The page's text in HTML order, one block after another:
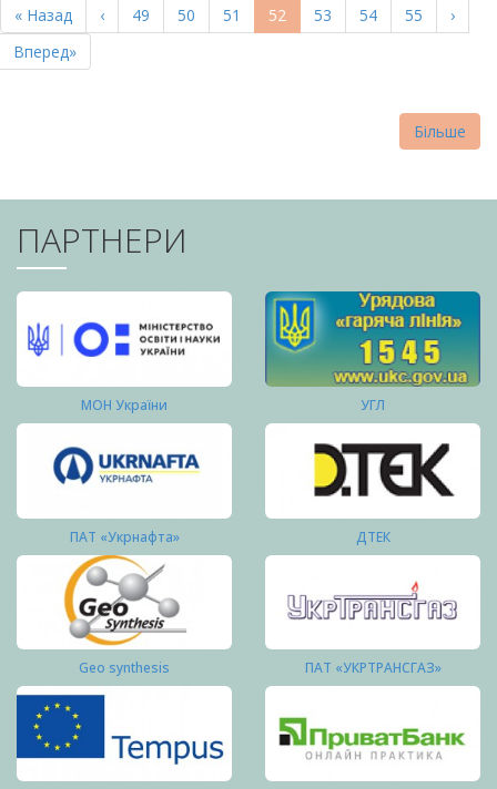
СТОРІНКИ
Перша
сторінка
« Назад
Попередня
сторінка
‹ Page
49 Page
50 Page
51
Поточна
сторінка
52 Page
53 Page
54 Page
55
›
Остання
сторінка
Вперед»
Більше
ПАРТНЕРИ
МОН України УГЛ
ПАТ «Укрнафта» ДТЕК
Geo synthesis ПАТ «УКРТРАНСГАЗ»